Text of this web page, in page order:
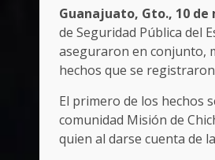
Guanajuato, Gto., 10 de
de Seguridad Pública del
aseguraron en conjunto,
hechos que se
El primero de los hechos
comunidad Misión de
quien al darse cuenta de